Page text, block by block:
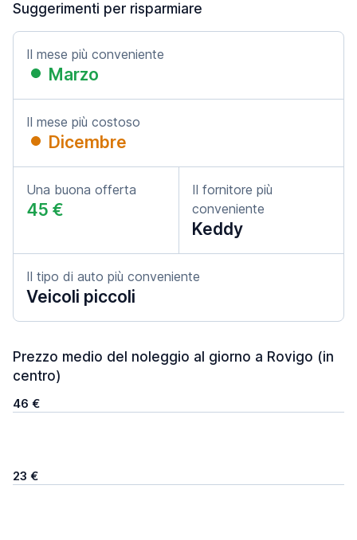
Suggerimenti per risparmiare
Il mese più conveniente
Marzo
Il mese più costoso
Dicembre
Una buona offerta
45 €
Il fornitore più
conveniente
Keddy
Il tipo di auto più conveniente
Veicoli piccoli
Prezzo medio del noleggio al giorno a Rovigo (in
centro)
46 €
23 €